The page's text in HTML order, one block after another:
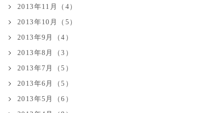
2013年11月（4）
2013年10月（5）
2013年9月（4）
2013年8月（3）
2013年7月（5）
2013年6月（5）
2013年5月（6）